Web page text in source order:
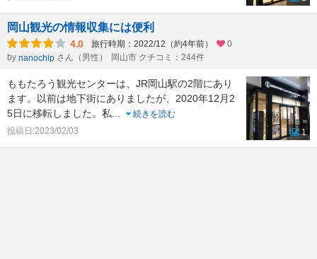
岡山観光の情報収集には便利
4.0 旅行時期：2022/12（約4年前）
0
by nanochip さん（男性） 岡山市 クチコミ：244件
ももたろう観光センターは、JR岡山駅の2階にあり
ます。以前は地下街にありましたが、2020年12月2
5日に移転しました。私...
続きを読む
投稿日:2023/02/03
1